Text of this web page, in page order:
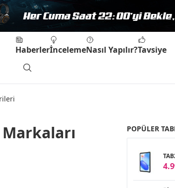
HaberlerİncelemeNasıl Yapılır?Tavsiye
POPÜLER